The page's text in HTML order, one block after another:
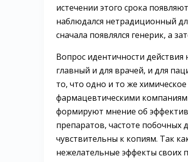
истечении этого срока
наблюдался нетрадиционный
сначала появлялся генерик, а
Вопрос идентичности
главный и для врачей, и для
то, что одно и то же
фармацевтическими
формируют мнение об
препаратов, частоте побочных
чувствительны к копиям. Так
нежелательные эффекты своих